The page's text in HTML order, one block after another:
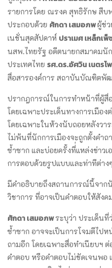
รายการโดย ณรงค สุทธิรักษ สื
ประกอบด้วย ศักดา เสมอภพผู้ช่
เนชั่นสุดสัปดาห์ ปราเมศ เหล็กเพ็
นสพ.ไทยรัฐ อดีตนายกสมาคมนั
ประเทศไทย รศ.ดร.อัศวิน เนตรโ
สื่อสารองค์การ สถาบันบัณฑิตพั
ปรากฎการณ์ในการทำหน้าที่ผู้สื่
โดยเฉพาะประเด็นทางการเมือ
โดยเฉพาะในห้วงนับถอยหลังวา
ไม่พ้นที่นักการเมืองจะถูกตั้งคำถ
ซ้ำซาก และบ่อยครั้งที่่แหล่งข่าว
การตอบด้วยรูปแบบและท่าทีต่างๆ
มีคำอธิบายถึงสถานการณ์นี้จาก
วิชาการ ที่อาจเป็นคำตอบให้สังค
ศักดา เสมอภพระบุว่า ประเด็นที่
ซ้ำซาก อาจจะเป็นการโจมตีไป
ถามอีก โดยเฉพาะสื่อทำเนียบฯ
คำตอบ หรือคำตอบไม่ชัดเจนพอ